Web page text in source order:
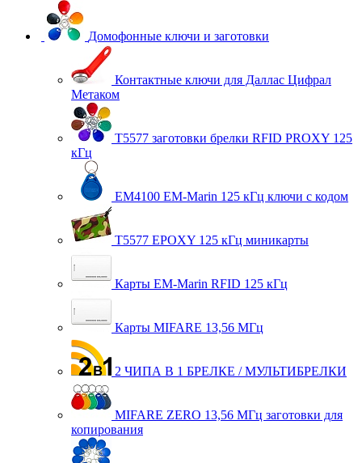
Домофонные ключи и заготовки
Контактные ключи для Даллас Цифрал
Метаком
T5577 заготовки брелки RFID PROXY 125
кГц
EM4100 EM-Marin 125 кГц ключи с кодом
T5577 EPOXY 125 кГц миникарты
Карты EM-Marin RFID 125 кГц
Карты MIFARE 13,56 МГц
2 ЧИПА В 1 БРЕЛКЕ / МУЛЬТИБРЕЛКИ
MIFARE ZERO 13,56 МГц заготовки для
копирования